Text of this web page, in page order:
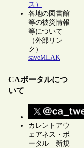
ス）
各地の図書館
等の被災情報
等について
（外部リン
ク）
saveMLAK
CAポータルにつ
いて
カレントアウ
ェアネス・ポ
ータル 新規